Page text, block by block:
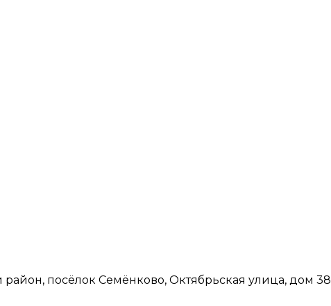
район, посёлок Семёнково, Октябрьская улица, дом 38